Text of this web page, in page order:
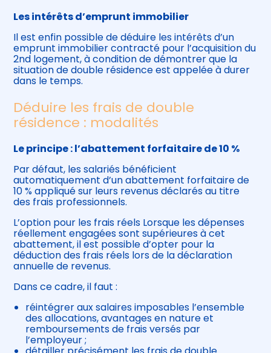
Les intérêts d’emprunt immobilier
Il est enfin possible de déduire les intérêts d’un
emprunt immobilier contracté pour l’acquisition du
2nd logement, à condition de démontrer que la
situation de double résidence est appelée à durer
dans le temps.
Déduire les frais de double
résidence : modalités
Le principe : l’abattement forfaitaire de 10 %
Par défaut, les salariés bénéficient
automatiquement d’un abattement forfaitaire de
10 % appliqué sur leurs revenus déclarés au titre
des frais professionnels.
L’option pour les frais réels Lorsque les dépenses
réellement engagées sont supérieures à cet
abattement, il est possible d’opter pour la
déduction des frais réels lors de la déclaration
annuelle de revenus.
Dans ce cadre, il faut :
réintégrer aux salaires imposables l’ensemble
des allocations, avantages en nature et
remboursements de frais versés par
l’employeur ;